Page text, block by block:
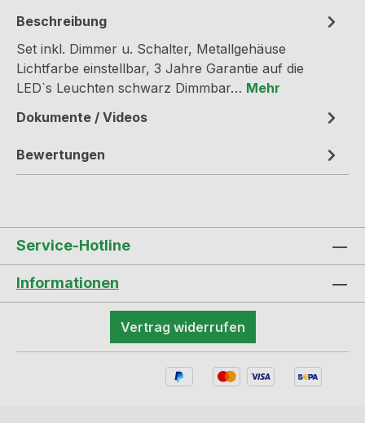
Beschreibung
Set inkl. Dimmer u. Schalter, Metallgehäuse
Lichtfarbe einstellbar, 3 Jahre Garantie auf die
LED`s Leuchten schwarz Dimmbar… Mehr
Dokumente / Videos
Bewertungen
Service-Hotline
Informationen
Vertrag widerrufen